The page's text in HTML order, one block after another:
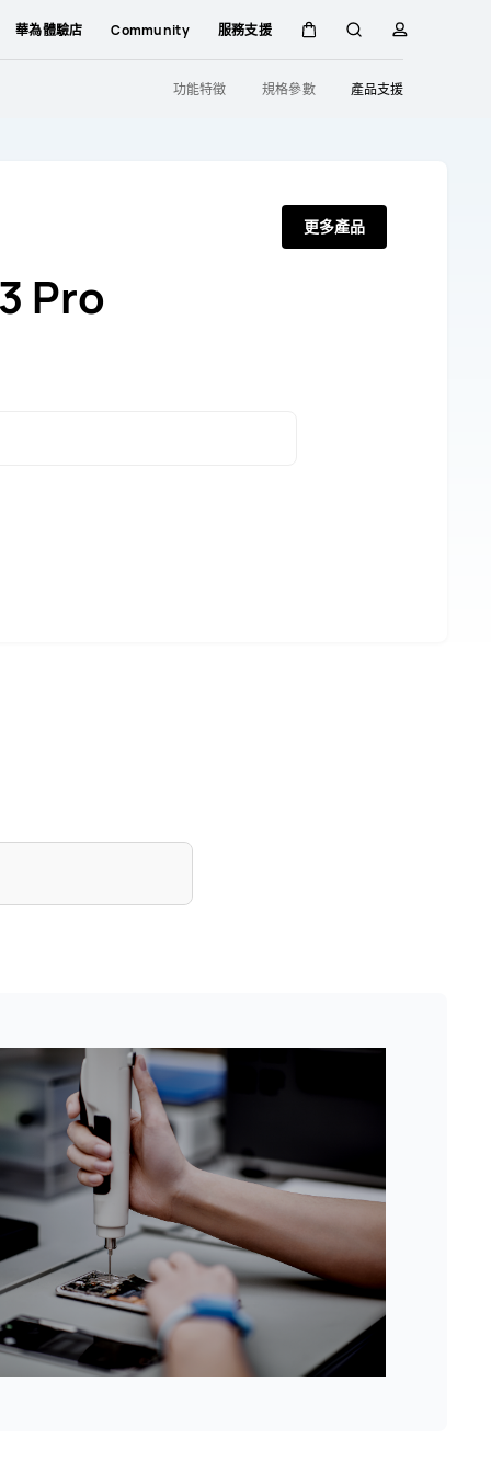
華為體驗店 Community 服務支援
購 蒐 簡
功能特徵 規格參數 產品支援
Pro
更多產品